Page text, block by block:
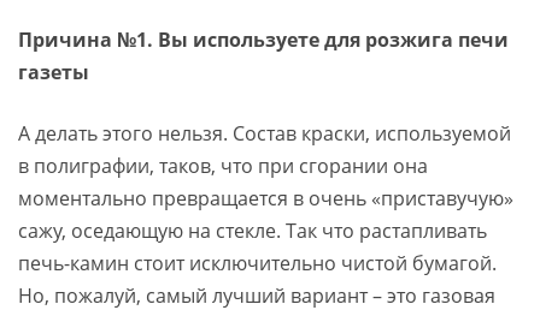
Причина №1. Вы используете для розжига печи
газеты
А делать этого нельзя. Состав краски, используемой
в полиграфии, таков, что при сгорании она
моментально превращается в очень «приставучую»
сажу, оседающую на стекле. Так что растапливать
печь-камин стоит исключительно чистой бумагой.
Но, пожалуй, самый лучший вариант – это газовая